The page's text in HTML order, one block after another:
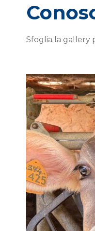
Sfoglia la gallery